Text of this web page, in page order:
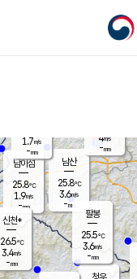
기상
남이섬
25.8℃
1.9m/s
-mm
남산
25.8℃
3.6m/s
-mm
팔봉
25.5℃
3.6m/s
-mm
1.7m/s
-mm
신천*
26.5℃
3.4m/s
-mm
4m/s
-mm